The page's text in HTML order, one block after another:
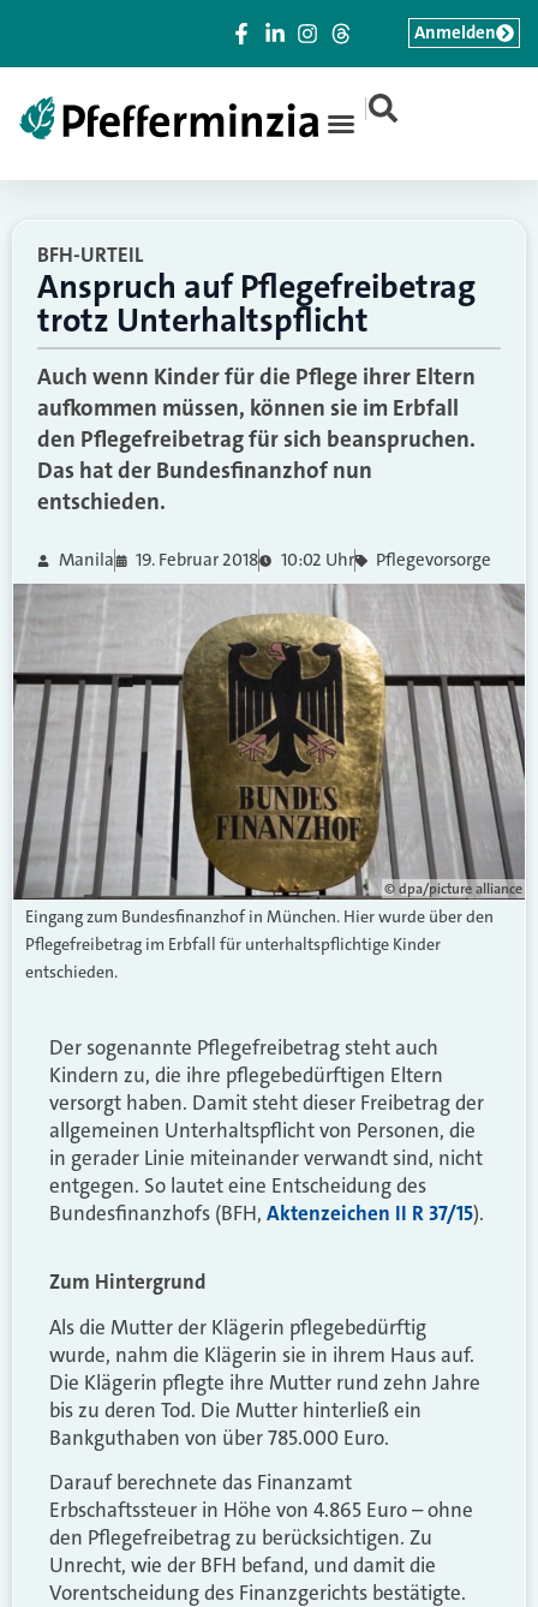
|
Anmelden
BFH-URTEIL
Anspruch auf Pflegefreibetrag
trotz Unterhaltspflicht
Auch wenn Kinder für die Pflege ihrer Eltern
aufkommen müssen, können sie im Erbfall
den Pflegefreibetrag für sich beanspruchen.
Das hat der Bundesfinanzhof nun
entschieden.
Manila 19. Februar 2018 10:02 Uhr Pflegevorsorge
© dpa/picture alliance
Eingang zum Bundesfinanzhof in München. Hier wurde über den
Pflegefreibetrag im Erbfall für unterhaltspflichtige Kinder
entschieden.
Der sogenannte Pflegefreibetrag steht auch
Kindern zu, die ihre pflegebedürftigen Eltern
versorgt haben. Damit steht dieser Freibetrag der
allgemeinen Unterhaltspflicht von Personen, die
in gerader Linie miteinander verwandt sind, nicht
entgegen. So lautet eine Entscheidung des
Bundesfinanzhofs (BFH, Aktenzeichen II R 37/15).
Zum Hintergrund
Als die Mutter der Klägerin pflegebedürftig
wurde, nahm die Klägerin sie in ihrem Haus auf.
Die Klägerin pflegte ihre Mutter rund zehn Jahre
bis zu deren Tod. Die Mutter hinterließ ein
Bankguthaben von über 785.000 Euro.
Darauf berechnete das Finanzamt
Erbschaftssteuer in Höhe von 4.865 Euro – ohne
den Pflegefreibetrag zu berücksichtigen. Zu
Unrecht, wie der BFH befand, und damit die
Vorentscheidung des Finanzgerichts bestätigte.